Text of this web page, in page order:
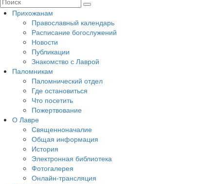
Прихожанам
Православный календарь
Расписание богослужений
Новости
Публикации
Знакомство с Лаврой
Паломникам
Паломнический отдел
Где остановиться
Что посетить
Пожертвование
О Лавре
Священноначалие
Общая информация
История
Электронная библиотека
Фотогалерея
Онлайн-трансляция